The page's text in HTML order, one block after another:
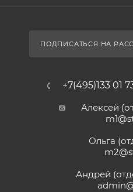
ПОДПИСАТЬСЯ НА
+7(495)133 01
Алексей
Ольга
Андрей